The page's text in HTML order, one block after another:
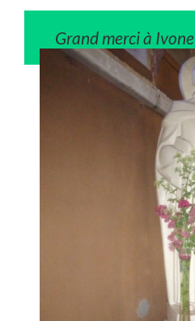
Grand merci à Ivone